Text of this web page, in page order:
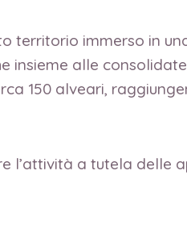
territorio immerso in
insieme alle
150 alveari,
l’attività a tutela delle